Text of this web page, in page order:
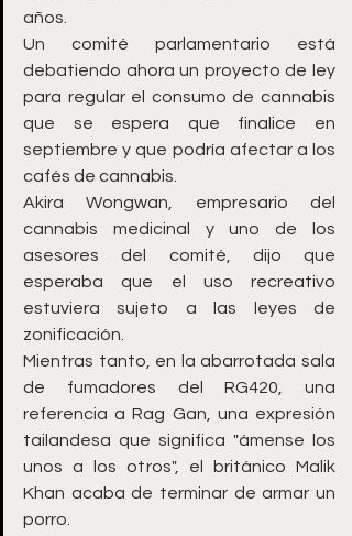
años.
Un comité parlamentario está
debatiendo ahora un proyecto de ley
para regular el consumo de cannabis
que se espera que finalice en
septiembre y que podría afectar a los
cafés de cannabis.
Akira Wongwan, empresario del
cannabis medicinal y uno de los
asesores del comité, dijo que
esperaba que el uso recreativo
estuviera sujeto a las leyes de
zonificación.
Mientras tanto, en la abarrotada sala
de fumadores del RG420, una
referencia a Rag Gan, una expresión
tailandesa que significa "ámense los
unos a los otros", el británico Malik
Khan acaba de terminar de armar un
porro.